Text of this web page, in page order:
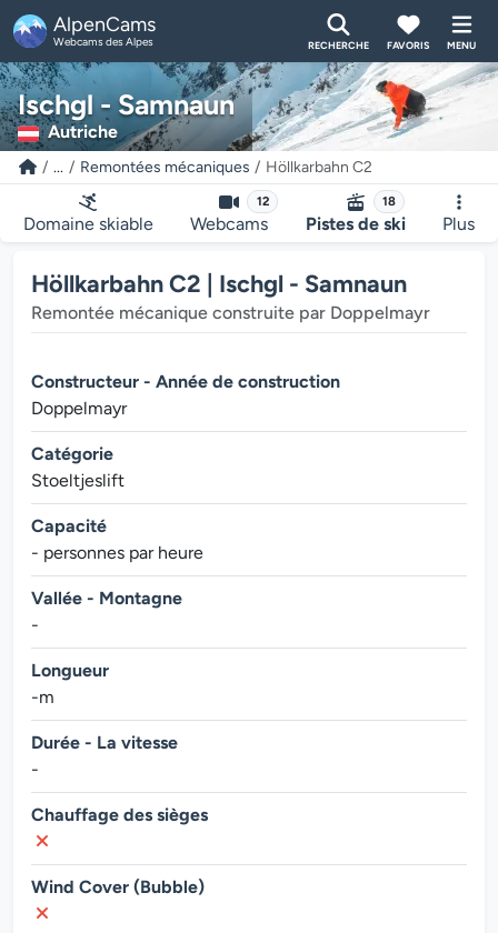
AlpenCams
Webcams des Alpes RECHERCHE FAVORIS MENU
Ischgl - Samnaun
Autriche
... Remontées mécaniques Höllkarbahn C2
Domaine skiable
12
Webcams
18
Pistes de ski Plus
Höllkarbahn C2 | Ischgl - Samnaun
Remontée mécanique construite par Doppelmayr
Constructeur - Année de construction
Doppelmayr
Catégorie
Stoeltjeslift
Capacité
- personnes par heure
Vallée - Montagne
-
Longueur
-m
Durée - La vitesse
-
Chauffage des sièges
Wind Cover (Bubble)